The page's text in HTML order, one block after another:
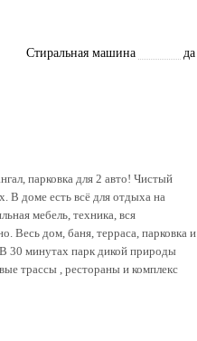
Стиральная машина
да
парковка для 2 авто! Чистый
В доме есть всё для отдыха на
мебель, техника, вся
Весь дом, баня, терраса, парковка и
30 минутах парк дикой природы
трассы , рестораны и комплекс